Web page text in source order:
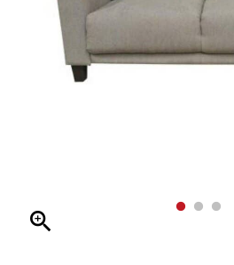
zoom_in